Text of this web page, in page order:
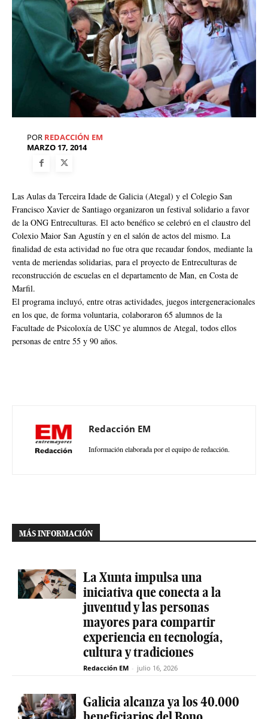
POR REDACCIÓN EM
MARZO 17, 2014
Las Aulas da Terceira Idade de Galicia (Ategal) y el Colegio San
Francisco Xavier de Santiago organizaron un festival solidario a favor
de la ONG Entreculturas. El acto benéfico se celebró en el claustro del
Colexio Maior San Agustín y en el salón de actos del mismo. La
finalidad de esta actividad no fue otra que recaudar fondos, mediante la
venta de meriendas solidarias, para el proyecto de Entreculturas de
reconstrucción de escuelas en el departamento de Man, en Costa de
Marfil.
El programa incluyó, entre otras actividades, juegos intergeneracionales
en los que, de forma voluntaria, colaboraron 65 alumnos de la
Facultade de Psicoloxía de USC ye alumnos de Ategal, todos ellos
personas de entre 55 y 90 años.
Redacción EM
Información elaborada por el equipo de redacción.
MÁS INFORMACIÓN
La Xunta impulsa una
iniciativa que conecta a la
juventud y las personas
mayores para compartir
experiencia en tecnología,
cultura y tradiciones
Redacción EM - julio 16, 2026
Galicia alcanza ya los 40.000